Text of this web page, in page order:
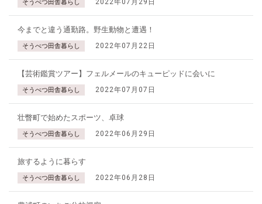
そうべつ田舎暮らし 2022年07月29日
今までと違う通勤路。野生動物と遭遇！
そうべつ田舎暮らし 2022年07月22日
【芸術鑑賞ツアー】フェルメールのキューピッドに会いに
そうべつ田舎暮らし 2022年07月07日
壮瞥町で始めたスポーツ、卓球
そうべつ田舎暮らし 2022年06月29日
旅するように暮らす
そうべつ田舎暮らし 2022年06月28日